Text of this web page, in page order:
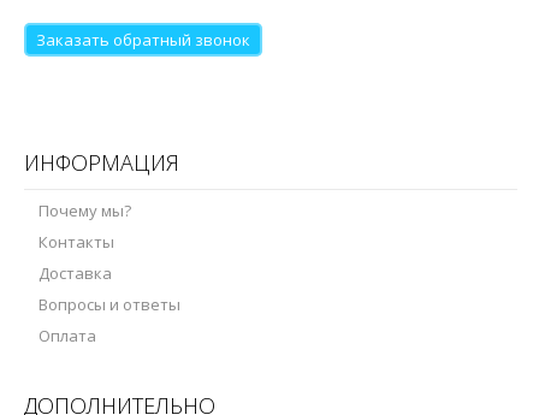
Заказать обратный звонок
ИНФОРМАЦИЯ
Почему мы?
Контакты
Доставка
Вопросы и ответы
Оплата
ДОПОЛНИТЕЛЬНО